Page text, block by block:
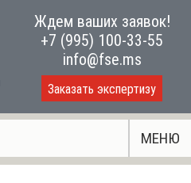
Ждем ваших заявок!
+7 (995) 100-33-55
info@fse.ms
Заказать экспертизу
МЕНЮ